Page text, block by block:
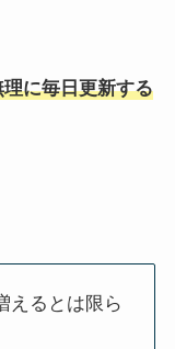
に毎日更新する
えるとは限ら